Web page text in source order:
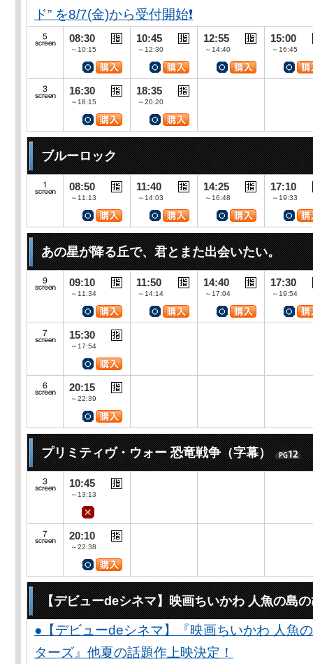
ド” を8/7(金)から受付開始❗️
08:30
～10:15
10:45
～12:30
12:55
～14:40
15:00
～16:45
16:30
～18:15
18:35
～20:20
ブルーロック
08:50
～11:13
11:40
～14:03
14:25
～16:48
17:10
～19:33
あの星が降る丘で、君とまた出会いたい。
09:10
～11:34
11:50
～14:14
14:40
～17:04
17:30
～19:54
15:30
～17:54
20:15
～22:39
プリミティヴ・ウォー 恐竜戦争（字幕）
10:45
～13:13
20:10
～22:38
【デビューdeシネマ】映画ちいかわ 人魚の島
●【デビューdeシネマ】『映画ちいかわ 人魚
ターズ』他夏の話題作上映決定！